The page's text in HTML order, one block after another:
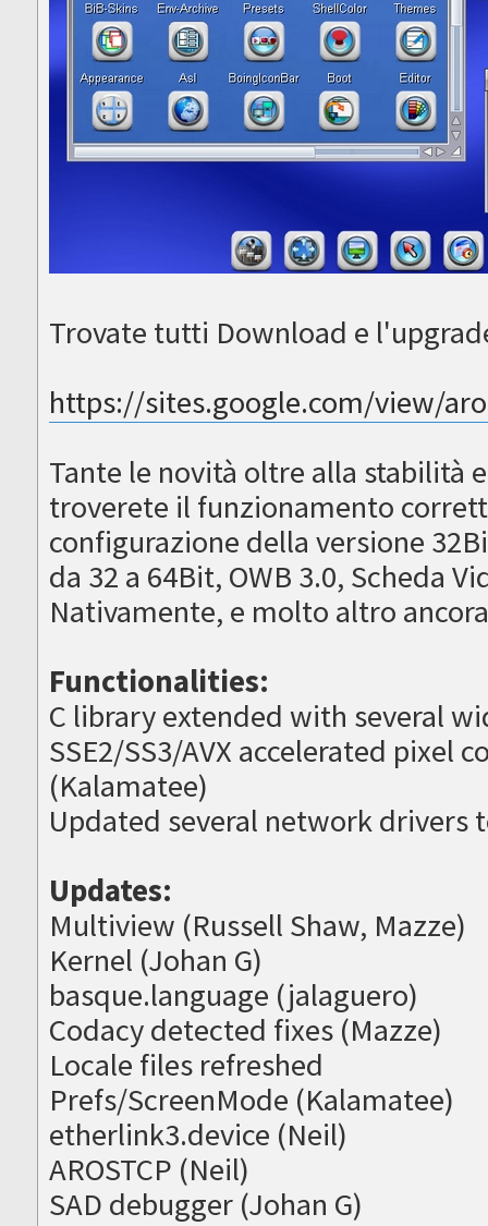
Trovate tutti Download e
https://sites.google.com/view/
Tante le novità oltre alla stabilità
troverete il funzionamento
configurazione della versione
da 32 a 64Bit, OWB 3.0, Scheda
Nativamente, e molto altro ancora
Functionalities:
C library extended with several
SSE2/SS3/AVX accelerated pixel
(Kalamatee)
Updated several network drivers
Updates:
Multiview (Russell Shaw, Mazze)
Kernel (Johan G)
basque.language (jalaguero)
Codacy detected fixes (Mazze)
Locale files refreshed
Prefs/ScreenMode (Kalamatee)
etherlink3.device (Neil)
AROSTCP (Neil)
SAD debugger (Johan G)